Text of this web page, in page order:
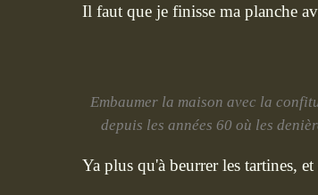
Il faut que je finisse ma planche
Embaumer la maison avec la
depuis les années 60 où les
Ya plus qu'à beurrer les tartines,